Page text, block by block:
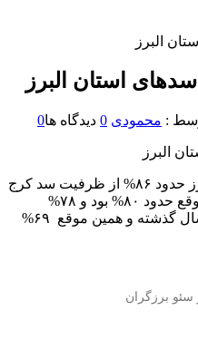
استان البرز
: محمودی 0 دیدگاه ها0
البرز
🔹شرکت آب منطقه ای استان البرز حدود ۸۶% از ظرفیت سد کرج
پر است، که سال گذشته و همین موقع حدود ۸۰% بود و ۷۸%
ظرفیت سد طالقان پر است، که سال گذشته و همین موقع ‌ ۶۹%